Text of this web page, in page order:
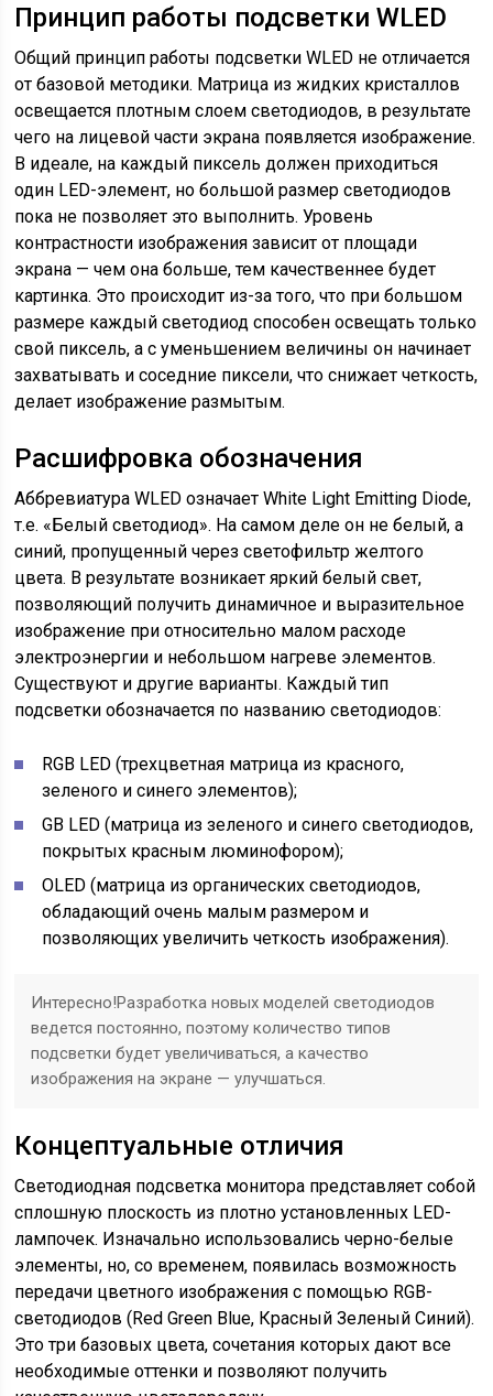
Принцип работы подсветки WLED
Общий принцип работы подсветки WLED не отличается
от базовой методики. Матрица из жидких кристаллов
освещается плотным слоем светодиодов, в результате
чего на лицевой части экрана появляется изображение.
В идеале, на каждый пиксель должен приходиться
один LED-элемент, но большой размер светодиодов
пока не позволяет это выполнить. Уровень
контрастности изображения зависит от площади
экрана — чем она больше, тем качественнее будет
картинка. Это происходит из-за того, что при большом
размере каждый светодиод способен освещать только
свой пиксель, а с уменьшением величины он начинает
захватывать и соседние пиксели, что снижает четкость,
делает изображение размытым.
Расшифровка обозначения
Аббревиатура WLED означает White Light Emitting Diode,
т.е. «Белый светодиод». На самом деле он не белый, а
синий, пропущенный через светофильтр желтого
цвета. В результате возникает яркий белый свет,
позволяющий получить динамичное и выразительное
изображение при относительно малом расходе
электроэнергии и небольшом нагреве элементов.
Существуют и другие варианты. Каждый тип
подсветки обозначается по названию светодиодов:
RGB LED (трехцветная матрица из красного,
зеленого и синего элементов);
GB LED (матрица из зеленого и синего светодиодов,
покрытых красным люминофором);
OLED (матрица из органических светодиодов,
обладающий очень малым размером и
позволяющих увеличить четкость изображения).
Интересно!Разработка новых моделей светодиодов
ведется постоянно, поэтому количество типов
подсветки будет увеличиваться, а качество
изображения на экране — улучшаться.
Концептуальные отличия
Светодиодная подсветка монитора представляет собой
сплошную плоскость из плотно установленных LED-
лампочек. Изначально использовались черно-белые
элементы, но, со временем, появилась возможность
передачи цветного изображения с помощью RGB-
светодиодов (Red Green Blue, Красный Зеленый Синий).
Это три базовых цвета, сочетания которых дают все
необходимые оттенки и позволяют получить